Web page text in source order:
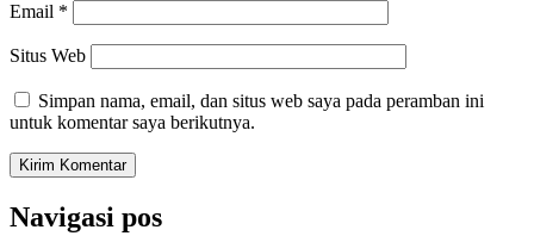
Email *
Situs Web
Simpan nama, email, dan situs web saya pada peramban ini
untuk komentar saya berikutnya.
Navigasi pos